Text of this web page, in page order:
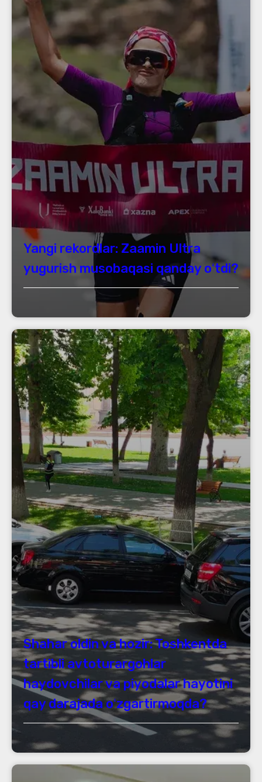
Yangi rekordlar: Zaamin Ultra
yugurish musobaqasi qanday oʻtdi?
Shahar oldin va hozir: Toshkentda
tartibli avtoturargohlar
haydovchilar va piyodalar hayotini
qay darajada oʻzgartirmoqda?